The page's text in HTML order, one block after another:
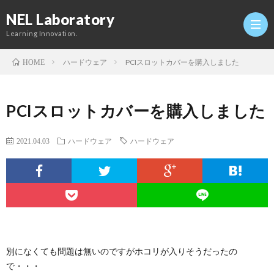
NEL Laboratory
Learning Innovation.
究
HOME ハードウェア PCIスロットカバーを購入しました
PCIスロットカバーを購入しました
2021.04.03 ハードウェア ハードウェア
別になくても問題は無いのですがホコリが入りそうだったの
で・・・